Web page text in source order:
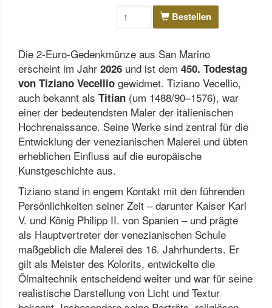
Bestellen
Die 2-Euro-Gedenkmünze aus San Marino
erscheint im Jahr 2026 und ist dem 450. Todestag
von Tiziano Vecellio gewidmet. Tiziano Vecellio,
auch bekannt als Titian (um 1488/90–1576), war
einer der bedeutendsten Maler der italienischen
Hochrenaissance. Seine Werke sind zentral für die
Entwicklung der venezianischen Malerei und übten
erheblichen Einfluss auf die europäische
Kunstgeschichte aus.
Tiziano stand in engem Kontakt mit den führenden
Persönlichkeiten seiner Zeit – darunter Kaiser Karl
V. und König Philipp II. von Spanien – und prägte
als Hauptvertreter der venezianischen Schule
maßgeblich die Malerei des 16. Jahrhunderts. Er
gilt als Meister des Kolorits, entwickelte die
Ölmaltechnik entscheidend weiter und war für seine
realistische Darstellung von Licht und Textur